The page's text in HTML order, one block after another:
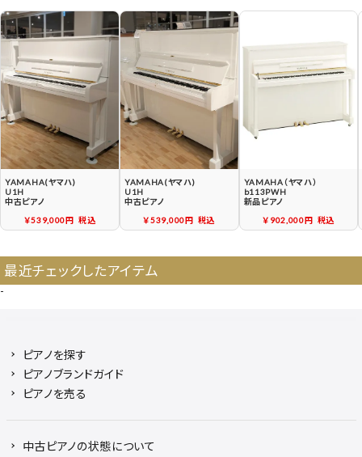
保証サービス
中古ピアノ買戻しサービ
中古ピアノの状態につい
YAMAHA(ヤマハ)
U1H
中古ピアノ
￥539,000円 税込
YAMAHA(ヤマハ)
U1H
中古ピアノ
￥539,000円 税込
YAMAHA（ヤマハ）
b113PWH
新品ピアノ
￥902,000円 税込
-
最近チェックしたアイテム
ピアノを探す
ピアノブランドガイド
ピアノを売る
中古ピアノの状態について